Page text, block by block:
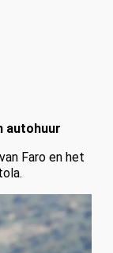
autohuur
Faro en het